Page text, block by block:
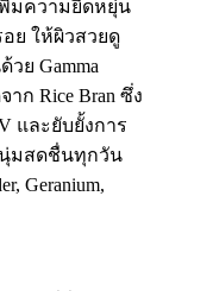
มความยืดหยุ่น
ย ให้ผิวสวยดู
ย Gamma
าก Rice Bran ซึ่ง
และยับยั้งการ
นุ่มสดชื่นทุกวัน
Geranium,